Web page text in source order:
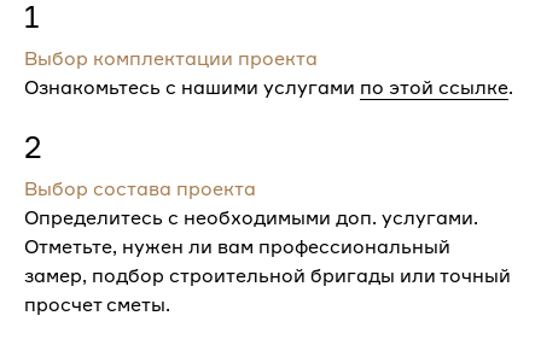
1
Выбор комплектации проекта
Ознакомьтесь с нашими услугами по этой ссылке.
2
Выбор состава проекта
Определитесь с необходимыми доп. услугами.
Отметьте, нужен ли вам профессиональный
замер, подбор строительной бригады или точный
просчет сметы.